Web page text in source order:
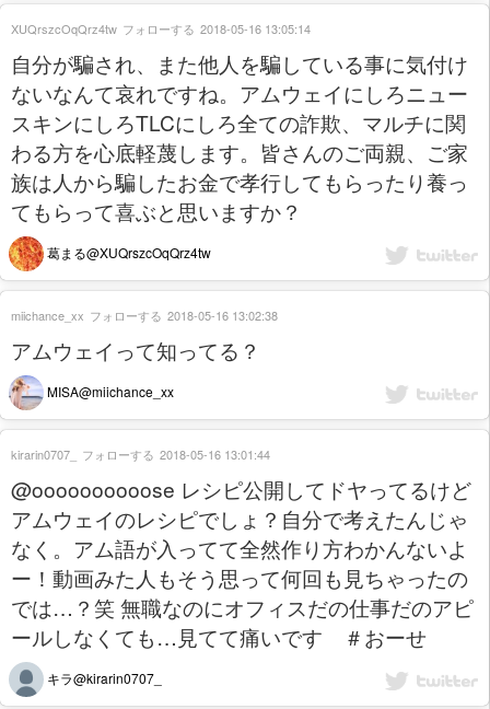
自分が騙され、また他人を騙している事に気付け
ないなんて哀れですね。アムウェイにしろニュー
スキンにしろTLCにしろ全ての詐欺、マルチに関
わる方を心底軽蔑します。皆さんのご両親、ご家
族は人から騙したお金で孝行してもらったり養っ
てもらって喜ぶと思いますか？
葛まる@XUQrszcOqQrz4tw
XUQrszcOqQrz4tw フォローする 2018-05-16 13:05:14
アムウェイって知ってる？
MISA@miichance_xx
miichance_xx フォローする 2018-05-16 13:02:38
@oooooooooose レシピ公開してドヤってるけど
アムウェイのレシピでしょ？自分で考えたんじゃ
なく。アム語が入ってて全然作り方わかんないよ
ー！動画みた人もそう思って何回も見ちゃったの
では…？笑 無職なのにオフィスだの仕事だのアピ
ールしなくても…見てて痛いです ＃おーせ
キラ@kirarin0707_
kirarin0707_ フォローする 2018-05-16 13:01:44